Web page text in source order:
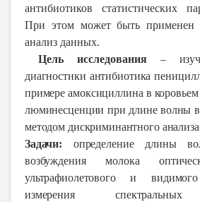
антибиотиков статистических
При этом может быть применен
анализ данных.
Цель исследования–
диагностики антибиотика
примере амоксициллина в
люминесценции при длине волны
методом дискриминантного
Задачи: определение длины
возбуждения молока
ультрафиолетового и
измерения спектральных